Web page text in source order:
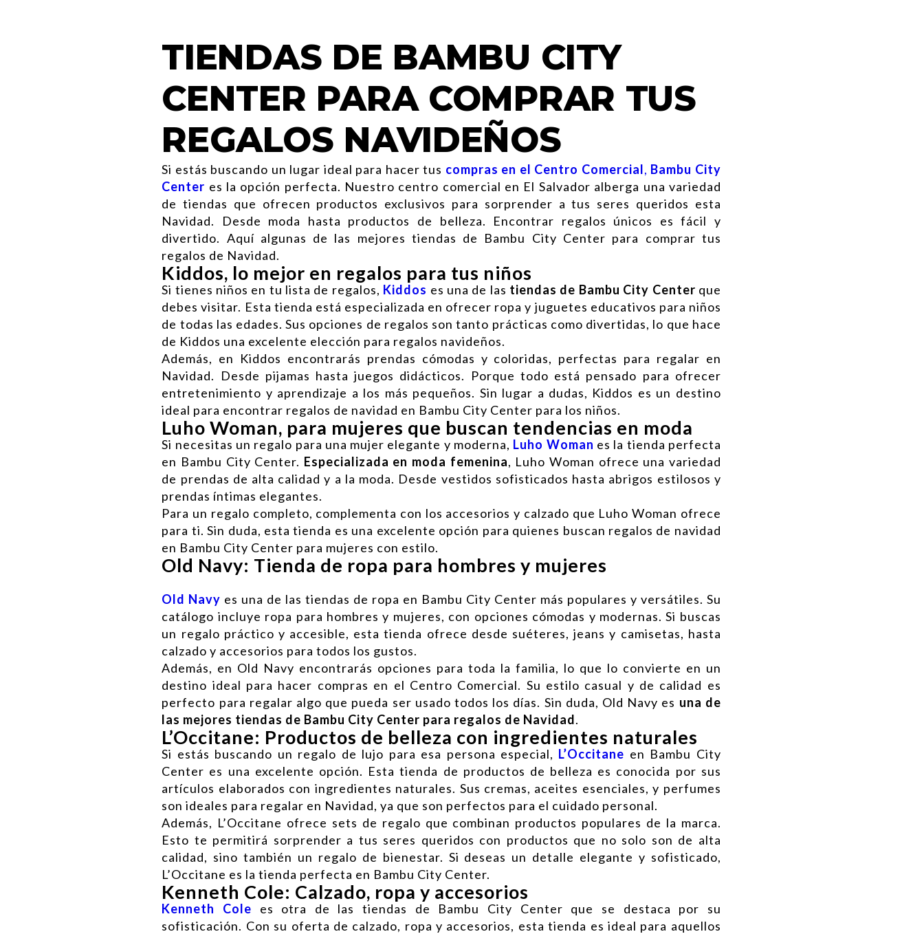
TIENDAS DE BAMBU CITY
CENTER PARA COMPRAR TUS
REGALOS NAVIDEÑOS
Si estás buscando un lugar ideal para hacer tus compras en el Centro Comercial, Bambu City
Center es la opción perfecta. Nuestro centro comercial en El Salvador alberga una variedad
de tiendas que ofrecen productos exclusivos para sorprender a tus seres queridos esta
Navidad. Desde moda hasta productos de belleza. Encontrar regalos únicos es fácil y
divertido. Aquí algunas de las mejores tiendas de Bambu City Center para comprar tus
regalos de Navidad.
Kiddos, lo mejor en regalos para tus niños
Si tienes niños en tu lista de regalos, Kiddos es una de las tiendas de Bambu City Center que
debes visitar. Esta tienda está especializada en ofrecer ropa y juguetes educativos para niños
de todas las edades. Sus opciones de regalos son tanto prácticas como divertidas, lo que hace
de Kiddos una excelente elección para regalos navideños.
Además, en Kiddos encontrarás prendas cómodas y coloridas, perfectas para regalar en
Navidad. Desde pijamas hasta juegos didácticos. Porque todo está pensado para ofrecer
entretenimiento y aprendizaje a los más pequeños. Sin lugar a dudas, Kiddos es un destino
ideal para encontrar regalos de navidad en Bambu City Center para los niños.
Luho Woman, para mujeres que buscan tendencias en moda
Si necesitas un regalo para una mujer elegante y moderna, Luho Woman es la tienda perfecta
en Bambu City Center. Especializada en moda femenina, Luho Woman ofrece una variedad
de prendas de alta calidad y a la moda. Desde vestidos sofisticados hasta abrigos estilosos y
prendas íntimas elegantes.
Para un regalo completo, complementa con los accesorios y calzado que Luho Woman ofrece
para ti. Sin duda, esta tienda es una excelente opción para quienes buscan regalos de navidad
en Bambu City Center para mujeres con estilo.
Old Navy: Tienda de ropa para hombres y mujeres
Old Navy es una de las tiendas de ropa en Bambu City Center más populares y versátiles. Su
catálogo incluye ropa para hombres y mujeres, con opciones cómodas y modernas. Si buscas
un regalo práctico y accesible, esta tienda ofrece desde suéteres, jeans y camisetas, hasta
calzado y accesorios para todos los gustos.
Además, en Old Navy encontrarás opciones para toda la familia, lo que lo convierte en un
destino ideal para hacer compras en el Centro Comercial. Su estilo casual y de calidad es
perfecto para regalar algo que pueda ser usado todos los días. Sin duda, Old Navy es una de
las mejores tiendas de Bambu City Center para regalos de Navidad.
L’Occitane: Productos de belleza con ingredientes naturales
Si estás buscando un regalo de lujo para esa persona especial, L’Occitane en Bambu City
Center es una excelente opción. Esta tienda de productos de belleza es conocida por sus
artículos elaborados con ingredientes naturales. Sus cremas, aceites esenciales, y perfumes
son ideales para regalar en Navidad, ya que son perfectos para el cuidado personal.
Además, L’Occitane ofrece sets de regalo que combinan productos populares de la marca.
Esto te permitirá sorprender a tus seres queridos con productos que no solo son de alta
calidad, sino también un regalo de bienestar. Si deseas un detalle elegante y sofisticado,
L’Occitane es la tienda perfecta en Bambu City Center.
Kenneth Cole: Calzado, ropa y accesorios
Kenneth Cole es otra de las tiendas de Bambu City Center que se destaca por su
sofisticación. Con su oferta de calzado, ropa y accesorios, esta tienda es ideal para aquellos